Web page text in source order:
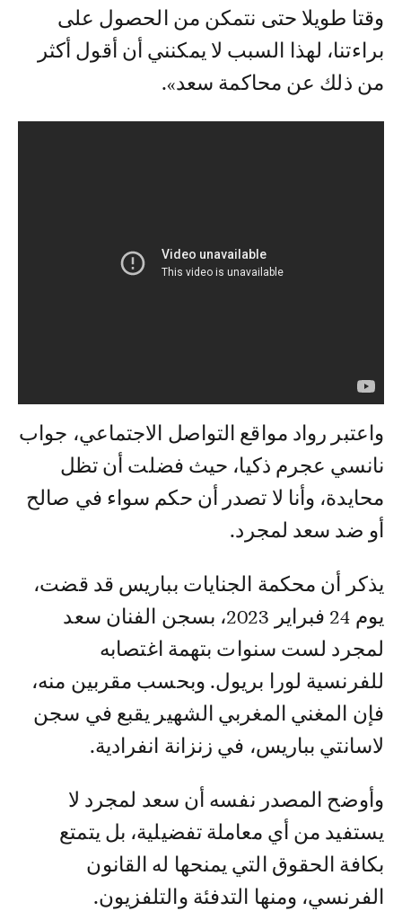
وقتا طويلا حتى نتمكن من الحصول على
براءتنا، لهذا السبب لا يمكنني أن أقول أكثر
من ذلك عن محاكمة سعد».
واعتبر رواد مواقع التواصل الاجتماعي، جواب
نانسي عجرم ذكيا، حيث فضلت أن تظل
محايدة، وأنا لا تصدر أن حكم سواء في صالح
أو ضد سعد لمجرد.
يذكر أن محكمة الجنايات بباريس قد قضت،
يوم 24 فبراير 2023، بسجن الفنان سعد
لمجرد لست سنوات بتهمة اغتصابه
للفرنسية لورا بريول. وبحسب مقربين منه،
فإن المغني المغربي الشهير يقبع في سجن
لاسانتي بباريس، في زنزانة انفرادية.
وأوضح المصدر نفسه أن سعد لمجرد لا
يستفيد من أي معاملة تفضيلية، بل يتمتع
بكافة الحقوق التي يمنحها له القانون
الفرنسي، ومنها التدفئة والتلفزيون.